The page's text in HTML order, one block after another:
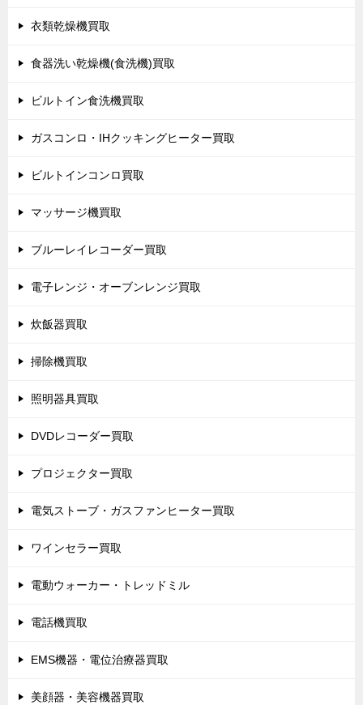
衣類乾燥機買取
食器洗い乾燥機(食洗機)買取
ビルトイン食洗機買取
ガスコンロ・IHクッキングヒーター買取
ビルトインコンロ買取
マッサージ機買取
ブルーレイレコーダー買取
電子レンジ・オーブンレンジ買取
炊飯器買取
掃除機買取
照明器具買取
DVDレコーダー買取
プロジェクター買取
電気ストーブ・ガスファンヒーター買取
ワインセラー買取
電動ウォーカー・トレッドミル
電話機買取
EMS機器・電位治療器買取
美顔器・美容機器買取